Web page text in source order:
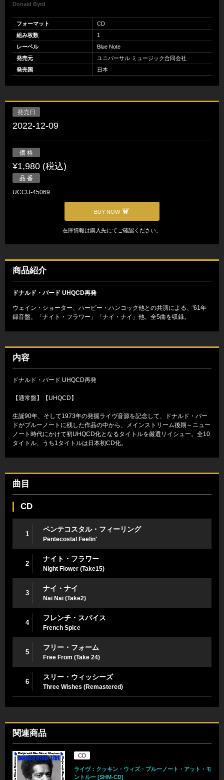
Donald Byrd
フォーマット
CD
組み枚数
1
レーベル
Blue Note
発売元
ユニバーサル ミュージック合同会社
発売国
日本
発売日
2022-12-09
価 格
¥1,980 (税込)
品 番
UCCU-45069
BUY NOW
在庫情報は購入先にてご確認ください。
商品紹介
ドナルド・バード UHQCD再発
ウェイン・ショーター、ハービー・ハンコック他との共演による、'61年
録音盤。「ナイト・フラワー」「ナイ・ナイ」他、全5曲を収録。
内容
ドナルド・バード UHQCD再発
【通常盤】【UHQCD】
生誕90年、そして1973年の発掘ライヴ音源を記念して、ドナルド・バー
ドがブルーノートに残した作品の中から、メインストリーム後期～ニュー
ノート時代にかけて初UHQCD化となるタイトルを厳選リイシュー。全10
タイトル、うち1タイトルは日本初CD化。
曲目
CD
1
ペンテコスタル・フィーリング
Pentecostal Feelin'
2
ナイト・フラワー
Night Flower (Take15)
3
ナイ・ナイ
Nai Nai (Take2)
4
フレンチ・スパイス
French Spice
5
フリー・フォーム
Free From (Take 24)
6
スリー・ウィッシーズ
Three Wishes (Remastered)
関連商品
CD
ライヴ：クッキン・ウィズ・ブルーノート・アット・モ
ントルー [SHM-CD]